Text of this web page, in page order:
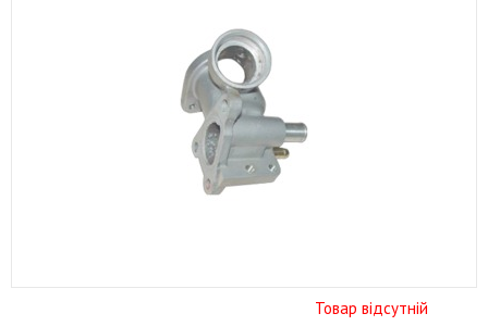
Товар відсутній